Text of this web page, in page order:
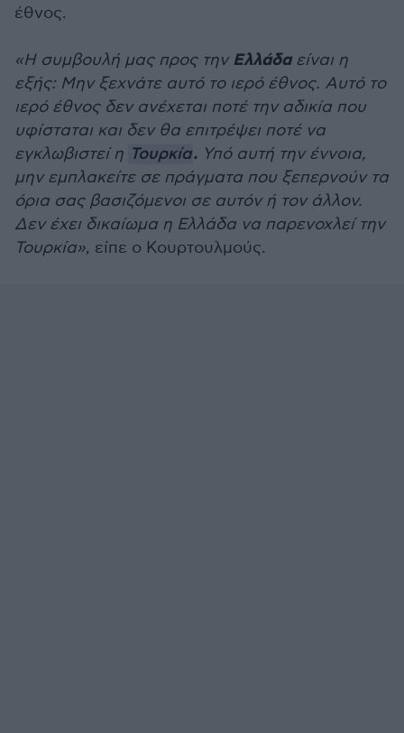
έθνος.
«Η συμβουλή μας προς τηνΕλλάδαείναι η
εξής: Μην ξεχνάτε αυτό το ιερό έθνος. Αυτό το
ιερό έθνος δεν ανέχεται ποτέ την αδικία που
υφίσταται και δεν θα επιτρέψει ποτέ να
εγκλωβιστεί η Τουρκία. Υπό αυτή την έννοια,
μην εμπλακείτε σε πράγματα που ξεπερνούν τα
όρια σας βασιζόμενοι σε αυτόν ή τον άλλον.
Δεν έχει δικαίωμα η Ελλάδα να παρενοχλεί την
Τουρκία», είπε ο Κουρτουλμούς.